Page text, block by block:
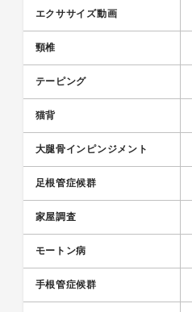
エクササイズ動画
頸椎
テーピング
猫背
大腿骨インピンジメント
足根管症候群
家屋調査
モートン病
手根管症候群